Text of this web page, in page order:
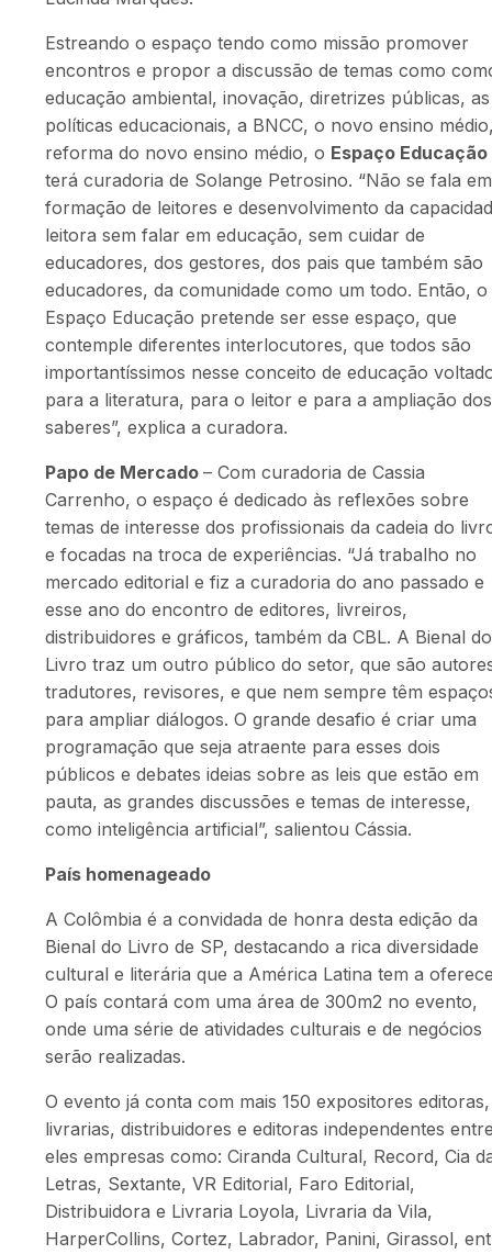
Estreando o espaço tendo como missão promover
encontros e propor a discussão de temas como
educação ambiental, inovação, diretrizes públicas, as
políticas educacionais, a BNCC, o novo ensino
reforma do novo ensino médio, o Espaço Educação
terá curadoria de Solange Petrosino. “Não se fala em
formação de leitores e desenvolvimento da
leitora sem falar em educação, sem cuidar de
educadores, dos gestores, dos pais que também são
educadores, da comunidade como um todo. Então, o
Espaço Educação pretende ser esse espaço, que
contemple diferentes interlocutores, que todos são
importantíssimos nesse conceito de educação
para a literatura, para o leitor e para a ampliação dos
saberes”, explica a curadora.
Papo de Mercado – Com curadoria de Cassia
Carrenho, o espaço é dedicado às reflexões sobre
temas de interesse dos profissionais da cadeia do
e focadas na troca de experiências. “Já trabalho no
mercado editorial e fiz a curadoria do ano passado e
esse ano do encontro de editores, livreiros,
distribuidores e gráficos, também da CBL. A Bienal do
Livro traz um outro público do setor, que são
tradutores, revisores, e que nem sempre têm
para ampliar diálogos. O grande desafio é criar uma
programação que seja atraente para esses dois
públicos e debates ideias sobre as leis que estão em
pauta, as grandes discussões e temas de interesse,
como inteligência artificial”, salientou Cássia.
País homenageado
A Colômbia é a convidada de honra desta edição da
Bienal do Livro de SP, destacando a rica diversidade
cultural e literária que a América Latina tem a
O país contará com uma área de 300m2 no evento,
onde uma série de atividades culturais e de negócios
serão realizadas.
O evento já conta com mais 150 expositores editoras,
livrarias, distribuidores e editoras independentes
eles empresas como: Ciranda Cultural, Record, Cia
Letras, Sextante, VR Editorial, Faro Editorial,
Distribuidora e Livraria Loyola, Livraria da Vila,
HarperCollins, Cortez, Labrador, Panini, Girassol,